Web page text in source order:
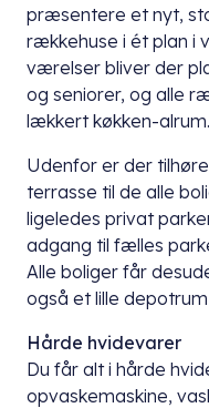
præsentere et nyt,
rækkehuse i ét plan i
værelser bliver der
og seniorer, og alle
lækkert køkken-alrum.
Udenfor er der
terrasse til de alle
ligeledes privat
adgang til fælles
Alle boliger får
også et lille depotrum
Hårde hvidevarer
Du får alt i hårde
opvaskemaskine,